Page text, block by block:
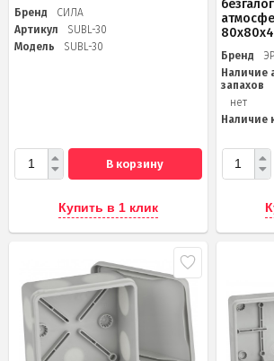
Бренд
СИЛА
Артикул
SUBL-30
Модель
SUBL-30
В корзину
Купить в 1 клик
Бренд
Наличие
запахов
нет
Наличие